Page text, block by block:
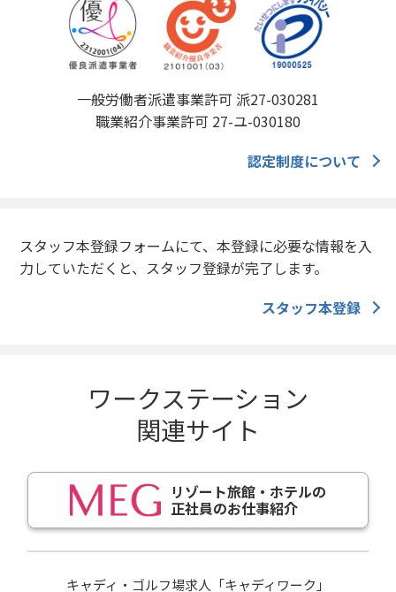
一般労働者派遣事業許可 派27-030281
職業紹介事業許可 27-ユ-030180
認定制度について
スタッフ本登録フォームにて、本登録に必要な情報を入
力していただくと、スタッフ登録が完了します。
スタッフ本登録
ワークステーション
関連サイト
リゾート旅館・ホテルの
正社員のお仕事紹介
キャディ・ゴルフ場求人「キャディワーク」